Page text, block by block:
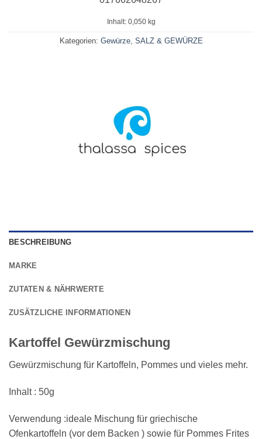
Inhalt: 0,050 kg
Kategorien: Gewürze, SALZ & GEWÜRZE
BESCHREIBUNG
MARKE
ZUTATEN & NÄHRWERTE
ZUSÄTZLICHE INFORMATIONEN
Kartoffel Gewürzmischung
Gewürzmischung für Kartoffeln, Pommes und vieles mehr.
Inhalt : 50g
Verwendung :ideale Mischung für griechische
Ofenkartoffeln (vor dem Backen ) sowie für Pommes Frites